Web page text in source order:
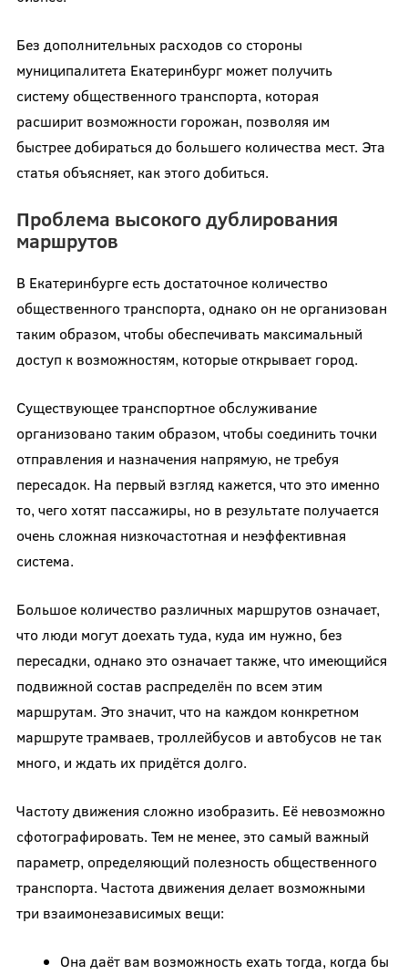
Без дополнительных расходов со стороны
муниципалитета Екатеринбург может получить
систему общественного транспорта, которая
расширит возможности горожан, позволяя им
быстрее добираться до большего количества мест. Эта
статья объясняет, как этого добиться.
Проблема высокого дублирования
маршрутов
В Екатеринбурге есть достаточное количество
общественного транспорта, однако он не организован
таким образом, чтобы обеспечивать максимальный
доступ к возможностям, которые открывает город.
Существующее транспортное обслуживание
организовано таким образом, чтобы соединить точки
отправления и назначения напрямую, не требуя
пересадок. На первый взгляд кажется, что это именно
то, чего хотят пассажиры, но в результате получается
очень сложная низкочастотная и неэффективная
система.
Большое количество различных маршрутов означает,
что люди могут доехать туда, куда им нужно, без
пересадки, однако это означает также, что имеющийся
подвижной состав распределён по всем этим
маршрутам. Это значит, что на каждом конкретном
маршруте трамваев, троллейбусов и автобусов не так
много, и ждать их придётся долго.
Частоту движения сложно изобразить. Её невозможно
сфотографировать. Тем не менее, это самый важный
параметр, определяющий полезность общественного
транспорта. Частота движения делает возможными
три взаимонезависимых вещи:
Она даёт вам возможность ехать тогда, когда бы